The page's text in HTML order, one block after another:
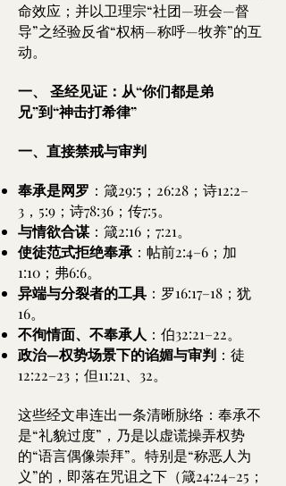
命效应；并以卫理宗“社团—班会—督
导”之经验反省“权柄—称呼—牧养”的互
动。
一、 圣经见证：从“你们都是弟
兄”到“神击打希律”
一、直接禁戒与审判
奉承是网罗 ：箴29:5；26:28；诗12:2–
3，5:9；诗78:36；传7:5。
与情欲合谋：箴2:16；7:21。
使徒范式拒绝奉承 ：帖前2:4–6；加
1:10；弗6:6。
异端与分裂者的工具 ：罗16:17–18；犹
16。
不徇情面、不奉承人 ：伯32:21–22。
政治—权势场景下的谄媚与审判 ：徒
12:22–23；但11:21、32。
这些经文串连出一条清晰脉络：奉承不
是“礼貌过度”，乃是以虚谎操弄权势
的“语言偶像崇拜”。特别是“称恶人为
义”的，即落在咒诅之下（箴24:24–25；